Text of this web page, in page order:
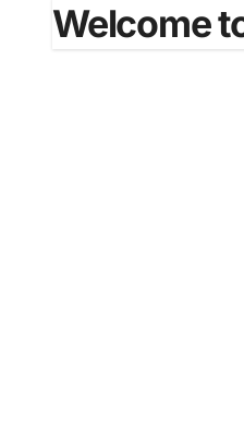
Welcome